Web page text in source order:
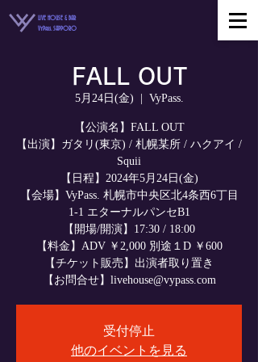
LIVE HOUSE & BAR
VyPass. SAPPORO
FALL OUT
5月24日(金) VyPass.
【公演名】FALL OUT
【出演】ガタリ(東京) / 札幌某所 / ハクアイ /
Squii
【日程】2024年5月24日(金)
【会場】VyPass. 札幌市中央区北4条西6丁目
1-1 エターナルパンセB1
【開場/開演】17:30 / 18:00
【料金】ADV ￥2,000 別途１D ￥600
【チケット販売】出演者取り置き
【お問合せ】livehouse@vypass.com
受付停止
他のイベントを見る